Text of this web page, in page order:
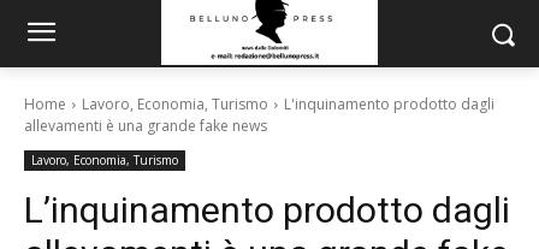
Home Lavoro, Economia, Turismo
L'inquinamento prodotto dagli
allevamenti è una grande fake news
Lavoro, Economia, Turismo
L’inquinamento prodotto dagli